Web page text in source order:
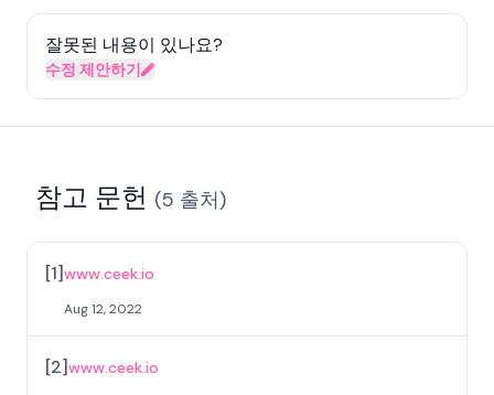
잘못된 내용이 있나요?
수정 제안하기
참고 문헌 (5 출처)
[1]www.ceek.io
Aug 12, 2022
[2]www.ceek.io